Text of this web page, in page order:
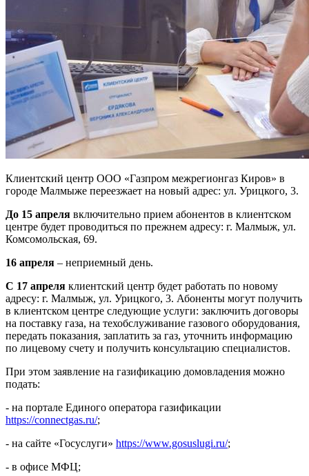
Клиентский центр ООО «Газпром межрегионгаз Киров» в
городе Малмыже переезжает на новый адрес: ул. Урицкого, 3.
До 15 апреля включительно прием абонентов в клиентском
центре будет проводиться по прежнем адресу: г. Малмыж, ул.
Комсомольская, 69.
16 апреля – неприемный день.
С 17 апреля клиентский центр будет работать по новому
адресу: г. Малмыж, ул. Урицкого, 3. Абоненты могут получить
в клиентском центре следующие услуги: заключить договоры
на поставку газа, на техобслуживание газового оборудования,
передать показания, заплатить за газ, уточнить информацию
по лицевому счету и получить консультацию специалистов.
При этом заявление на газификацию домовладения можно
подать:
- на портале Единого оператора газификации
https://connectgas.ru/;
- на сайте «Госуслуги» https://www.gosuslugi.ru/;
- в офисе МФЦ;